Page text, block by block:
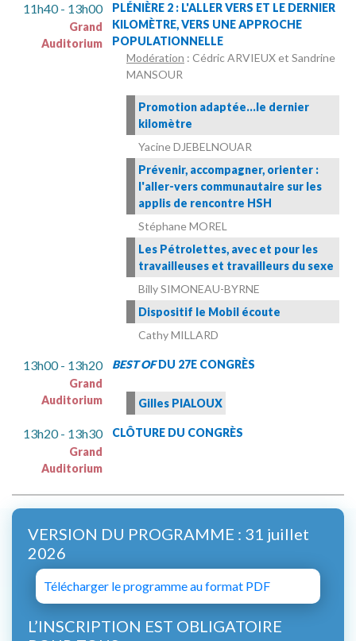
11h40 - 13h00
Grand
Auditorium
PLÉNIÈRE 2 : L'ALLER VERS ET LE DERNIER
KILOMÈTRE, VERS UNE APPROCHE
POPULATIONNELLE
Modération : Cédric ARVIEUX et Sandrine
MANSOUR
Promotion adaptée…le dernier
kilomètre
Yacine DJEBELNOUAR
Prévenir, accompagner, orienter :
l'aller-vers communautaire sur les
applis de rencontre HSH
Stéphane MOREL
Les Pétrolettes, avec et pour les
travailleuses et travailleurs du sexe
Billy SIMONEAU-BYRNE
Dispositif le Mobil écoute
Cathy MILLARD
13h00 - 13h20
Grand
Auditorium
BEST OFDU 27E CONGRÈS
Gilles PIALOUX
13h20 - 13h30
Grand
Auditorium
CLÔTURE DU CONGRÈS
VERSION DU PROGRAMME : 31 juillet
2026
Télécharger le programme au format PDF
L’INSCRIPTION EST OBLIGATOIRE